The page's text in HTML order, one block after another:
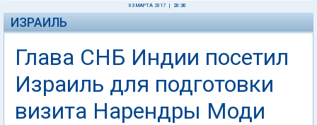
03 МАРТА 2017 20:30
ИЗРАИЛЬ
Глава СНБ Индии посетил
Израиль для подготовки
визита Нарендры Моди